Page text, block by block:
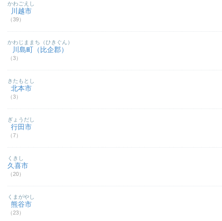
川越市
（39）
かわごえし
川島町（比企郡）
（3）
かわじままち（ひきぐん）
北本市
（3）
きたもとし
行田市
（7）
ぎょうだし
久喜市
（20）
くきし
熊谷市
（23）
くまがやし